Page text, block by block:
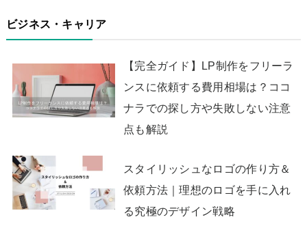
ビジネス・キャリア
【完全ガイド】LP制作をフリーラ
ンスに依頼する費用相場は？ココ
ナラでの探し方や失敗しない注意
点も解説
スタイリッシュなロゴの作り方＆
依頼方法｜理想のロゴを手に入れ
る究極のデザイン戦略